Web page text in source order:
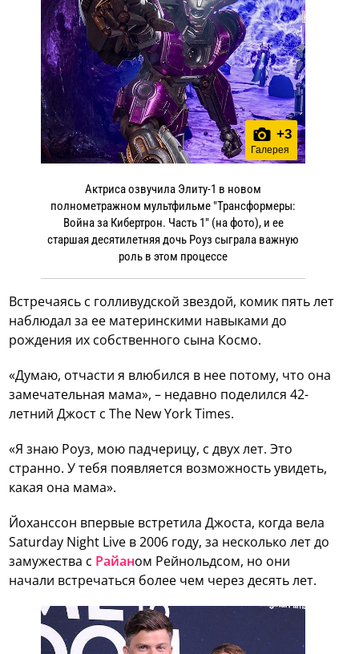
+3
Галерея
Актриса озвучила Элиту-1 в новом
полнометражном мультфильме "Трансформеры:
Война за Кибертрон. Часть 1" (на фото), и ее
старшая десятилетняя дочь Роуз сыграла важную
роль в этом процессе
Встречаясь с голливудской звездой, комик пять лет
наблюдал за ее материнскими навыками до
рождения их собственного сына Космо.
«Думаю, отчасти я влюбился в нее потому, что она
замечательная мама», – недавно поделился 42-
летний Джост с The New York Times.
«Я знаю Роуз, мою падчерицу, с двух лет. Это
странно. У тебя появляется возможность увидеть,
какая она мама».
Йоханссон впервые встретила Джоста, когда вела
Saturday Night Live в 2006 году, за несколько лет до
замужества с Райаном Рейнольдсом, но они
начали встречаться более чем через десять лет.